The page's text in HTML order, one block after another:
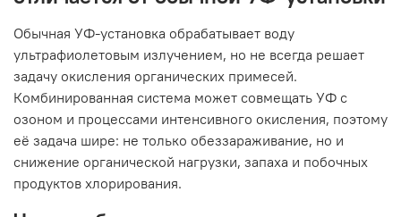
Обычная УФ-установка обрабатывает воду
ультрафиолетовым излучением, но не всегда решает
задачу окисления органических примесей.
Комбинированная система может совмещать УФ с
озоном и процессами интенсивного окисления, поэтому
её задача шире: не только обеззараживание, но и
снижение органической нагрузки, запаха и побочных
продуктов хлорирования.